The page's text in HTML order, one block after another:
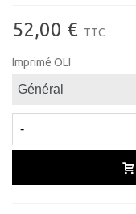
52,00 € TTC
Imprimé OLI
-